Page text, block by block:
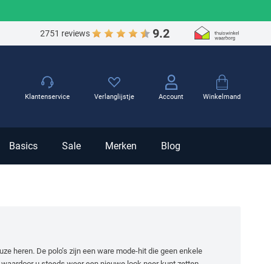
2751 reviews 9.2
Winkelmand
Basics Sale Merken Blog
Klantenservice Verlanglijstje Account
heren. De polo’s zijn een ware mode-hit die geen enkele